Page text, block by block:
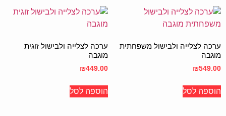
ערכה לצלייה ולבישול משפחתית
מוגבה
₪549.00
הוספה לסל
ערכה לצלייה ולבישול זוגית
מוגבה
₪449.00
הוספה לסל